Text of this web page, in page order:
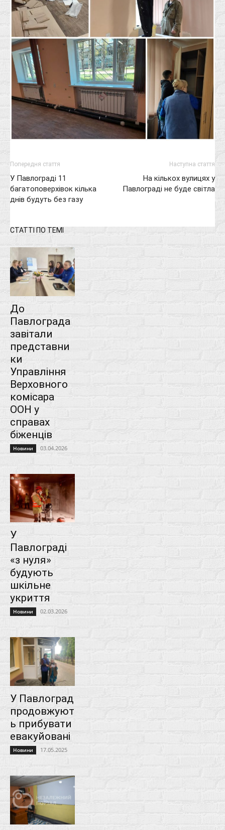
Попередня стаття
У Павлограді 11
багатоповерхівок кілька
днів будуть без газу
Наступна стаття
На кількох вулицях у
Павлограді не буде світла
СТАТТІ ПО ТЕМІ
До
Павлограда
завітали
представни
ки
Управління
Верховного
комісара
ООН у
справах
біженців
Новини 03.04.2026
У
Павлограді
«з нуля»
будують
шкільне
укриття
Новини 02.03.2026
У Павлоград
продовжуют
ь прибувати
евакуйовані
Новини 17.05.2025